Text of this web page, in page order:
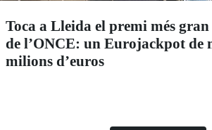
Toca a Lleida el premi més
de l’ONCE: un Eurojackpot de
milions d’euros